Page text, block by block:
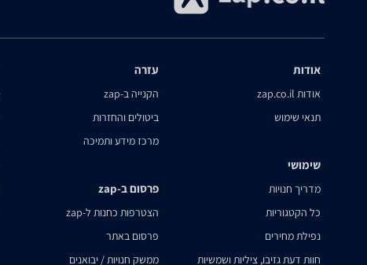
אודות
אודות zap.co.il
תנאי שימוש
שימושי
מדריך חנויות
כל הקטגוריות
נפילת מחירים
חוות דעת גזיבו, ציליות ושמשיות
עזרה
הקנייה ב-zap
ביטולים והחזרות
מרכז מידע ותמיכה
פרסום ב-zap
הצטרפות כחנות ל-zap
פרסום באתר
ממשק חנויות / יבואנים